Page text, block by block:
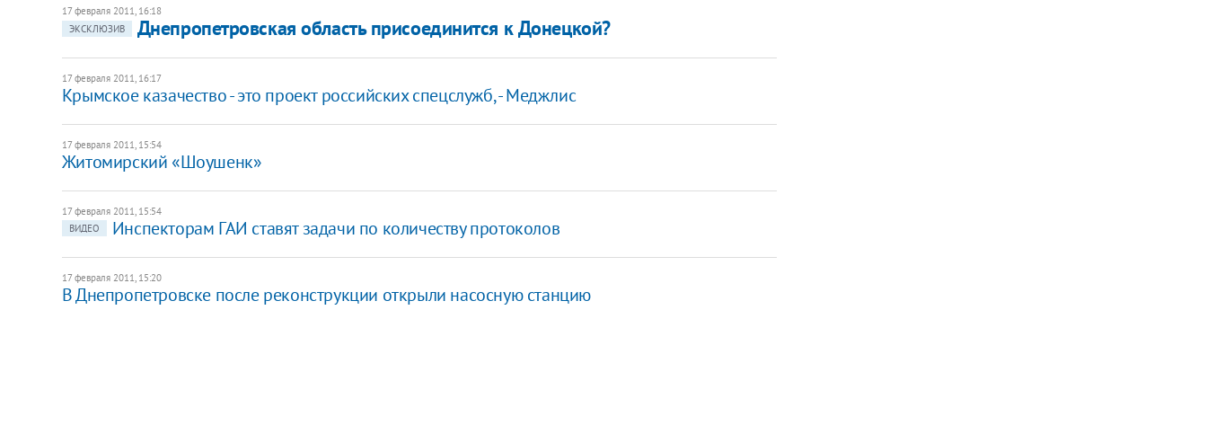
17 февраля 2011, 16:18
ЭКСКЛЮЗИВ
Днепропетровская область присоединится к Донецкой?
17 февраля 2011, 16:17
Крымское казачество - это проект российских спецслужб, - Меджлис
17 февраля 2011, 15:54
Житомирский «Шоушенк»
17 февраля 2011, 15:54
ВИДЕО
Инспекторам ГАИ ставят задачи по количеству протоколов
17 февраля 2011, 15:20
В Днепропетровске после реконструкции открыли насосную станцию